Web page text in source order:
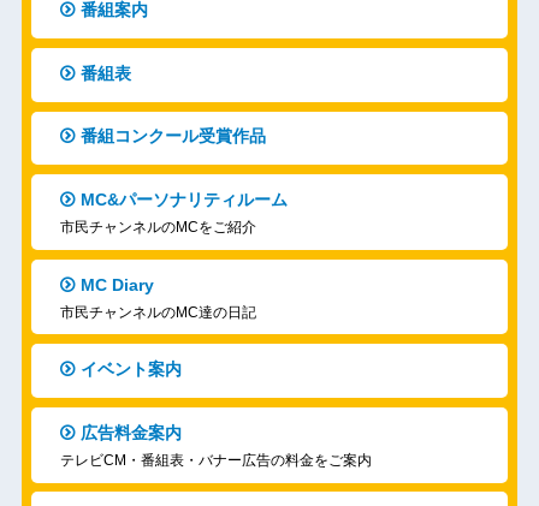
番組案内
番組表
番組コンクール受賞作品
MC&パーソナリティルーム
市民チャンネルのMCをご紹介
MC Diary
市民チャンネルのMC達の日記
イベント案内
広告料金案内
テレビCM・番組表・バナー広告の料金をご案内